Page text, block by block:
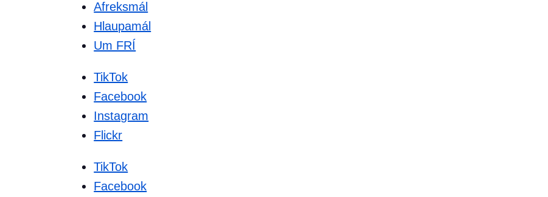
Afreksmál
Hlaupamál
Um FRÍ
TikTok
Facebook
Instagram
Flickr
TikTok
Facebook